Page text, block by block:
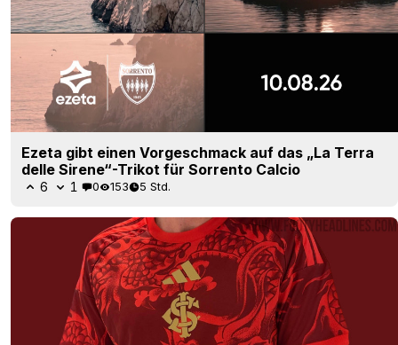
Internacional 26–27: „Drachen“-drittes Trikot
5 4 0 670 6 Std.